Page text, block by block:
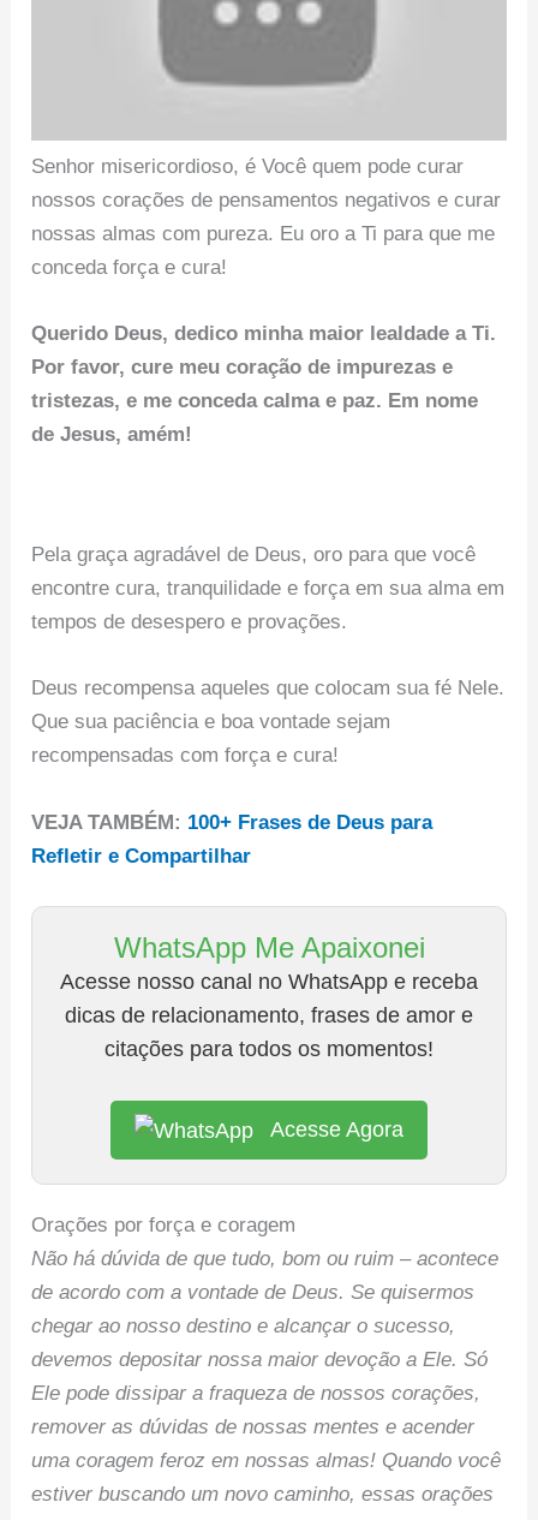
Senhor misericordioso, é Você quem pode curar
nossos corações de pensamentos negativos e curar
nossas almas com pureza. Eu oro a Ti para que me
conceda força e cura!
Querido Deus, dedico minha maior lealdade a Ti.
Por favor, cure meu coração de impurezas e
tristezas, e me conceda calma e paz. Em nome
de Jesus, amém!
Pela graça agradável de Deus, oro para que você
encontre cura, tranquilidade e força em sua alma em
tempos de desespero e provações.
Deus recompensa aqueles que colocam sua fé Nele.
Que sua paciência e boa vontade sejam
recompensadas com força e cura!
VEJA TAMBÉM: 100+ Frases de Deus para
Refletir e Compartilhar
WhatsApp Me Apaixonei
Acesse nosso canal no WhatsApp e receba
dicas de relacionamento, frases de amor e
citações para todos os momentos!
Acesse Agora
Orações por força e coragem
Não há dúvida de que tudo, bom ou ruim – acontece
de acordo com a vontade de Deus. Se quisermos
chegar ao nosso destino e alcançar o sucesso,
devemos depositar nossa maior devoção a Ele. Só
Ele pode dissipar a fraqueza de nossos corações,
remover as dúvidas de nossas mentes e acender
uma coragem feroz em nossas almas! Quando você
estiver buscando um novo caminho, essas orações